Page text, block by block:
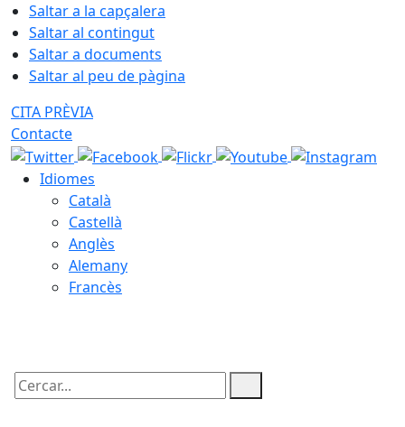
Saltar a la capçalera
Saltar al contingut
Saltar a documents
Saltar al peu de pàgina
CITA PRÈVIA
Contacte
Idiomes
Català
Castellà
Anglès
Alemany
Francès
Cercar: